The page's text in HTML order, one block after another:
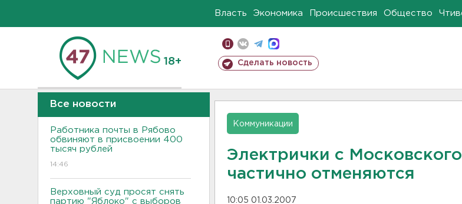
Власть Экономика Происшествия Общество
18+ Сделать новость
Все новости
Работника почты в Рябово
обвиняют в присвоении 400
тысяч рублей
14:46
Верховный суд просят снять
партию "Яблоко" с выборов
Коммуникации
Электрички с
частично отменяются
10:05 01.03.2007